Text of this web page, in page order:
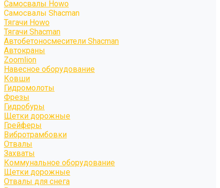
Самосвалы Howo
Самосвалы Shacman
Тягачи Howo
Тягачи Shacman
Автобетоносмесители Shacman
Автокраны
Zoomlion
Навесное оборудование
Ковши
Гидромолоты
Фрезы
Гидробуры
Щетки дорожные
Грейферы
Вибротрамбовки
Отвалы
Захваты
Коммунальное оборудование
Щетки дорожные
Отвалы для снега